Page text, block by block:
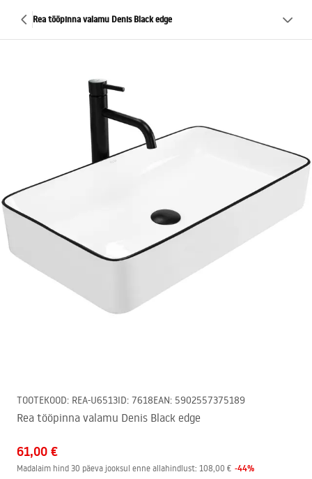
Rea tööpinna valamu Denis Black edge
TOOTEKOOD: REA-U6513ID: 7618EAN: 5902557375189
Rea tööpinna valamu Denis Black edge
61,00 €
Madalaim hind 30 päeva jooksul enne allahindlust: 108,00 € -44%